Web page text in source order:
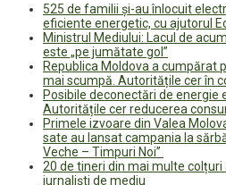
525 de familii și-au înlocuit
eficiente energetic, cu ajutorul
Ministrul Mediului: Lacul de
este „pe jumătate gol”
Republica Moldova a cumpărat
mai scumpă. Autoritățile cer în
Posibile deconectări de energie
Autoritățile cer reducerea
Primele izvoare din Valea
sate au lansat campania la
Veche – Timpuri Noi”
20 de tineri din mai multe
jurnaliști de mediu